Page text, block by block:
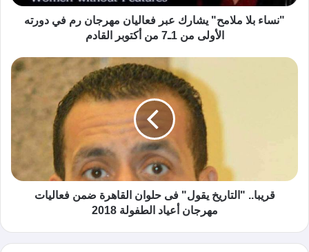
"نساء بلا ملامح" يشارك عبر فعاليان مهرجان رم في دورته
الأولى من 1ـ7 من أكتوبر القادم
قريبا.. "التاريخ يقول" فى حلوان القاهرة ضمن فعاليات
مهرجان أعياد الطفولة 2018